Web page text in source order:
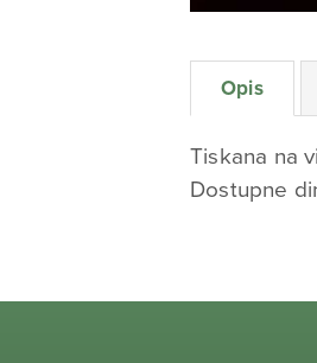
Opis
Tiskana na
Dostupne